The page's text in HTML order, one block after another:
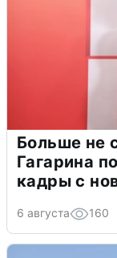
Больше не
Гагарина
кадры с
6 августа 160